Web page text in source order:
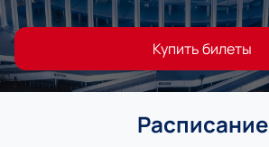
Купить билеты
Расписание